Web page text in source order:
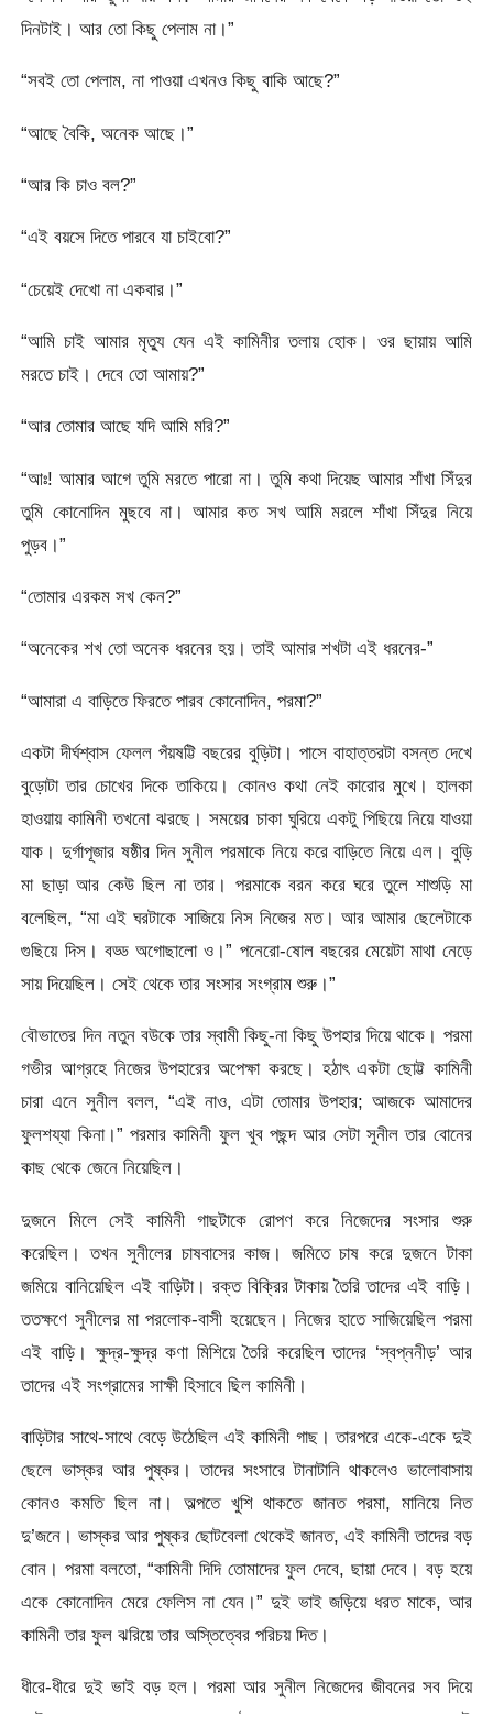
দিনটাই। আর তো কিছু পেলাম না।”
“সবই তো পেলাম, না পাওয়া এখনও কিছু বাকি আছে?”
“আছে বৈকি, অনেক আছে।”
“আর কি চাও বল?”
“এই বয়সে দিতে পারবে যা চাইবো?”
“চেয়েই দেখো না একবার।”
“আমি চাই আমার মৃত্যু যেন এই কামিনীর তলায় হোক। ওর ছায়ায় আমি
মরতে চাই। দেবে তো আমায়?”
“আর তোমার আছে যদি আমি মরি?”
“আঃ! আমার আগে তুমি মরতে পারো না। তুমি কথা দিয়েছ আমার শাঁখা সিঁদুর
তুমি কোনোদিন মুছবে না। আমার কত সখ আমি মরলে শাঁখা সিঁদুর নিয়ে
পুড়ব।”
“তোমার এরকম সখ কেন?”
“অনেকের শখ তো অনেক ধরনের হয়। তাই আমার শখটা এই ধরনের-”
“আমারা এ বাড়িতে ফিরতে পারব কোনোদিন, পরমা?”
একটা দীর্ঘশ্বাস ফেলল পঁয়ষট্টি বছরের বুড়িটা। পাসে বাহাত্তরটা বসন্ত দেখে
বুড়োটা তার চোখের দিকে তাকিয়ে। কোনও কথা নেই কারোর মুখে। হালকা
হাওয়ায় কামিনী তখনো ঝরছে। সময়ের চাকা ঘুরিয়ে একটু পিছিয়ে নিয়ে যাওয়া
যাক। দুর্গাপূজার ষষ্ঠীর দিন সুনীল পরমাকে নিয়ে করে বাড়িতে নিয়ে এল। বুড়ি
মা ছাড়া আর কেউ ছিল না তার। পরমাকে বরন করে ঘরে তুলে শাশুড়ি মা
বলেছিল, “মা এই ঘরটাকে সাজিয়ে নিস নিজের মত। আর আমার ছেলেটাকে
গুছিয়ে দিস। বড্ড অগোছালো ও।” পনেরো-ষোল বছরের মেয়েটা মাথা নেড়ে
সায় দিয়েছিল। সেই থেকে তার সংসার সংগ্রাম শুরু।”
বৌভাতের দিন নতুন বউকে তার স্বামী কিছু-না কিছু উপহার দিয়ে থাকে। পরমা
গভীর আগ্রহে নিজের উপহারের অপেক্ষা করছে। হঠাৎ একটা ছোট্ট কামিনী
চারা এনে সুনীল বলল, “এই নাও, এটা তোমার উপহার; আজকে আমাদের
ফুলশয্যা কিনা।” পরমার কামিনী ফুল খুব পছন্দ আর সেটা সুনীল তার বোনের
কাছ থেকে জেনে নিয়েছিল।
দুজনে মিলে সেই কামিনী গাছটাকে রোপণ করে নিজেদের সংসার শুরু
করেছিল। তখন সুনীলের চাষবাসের কাজ। জমিতে চাষ করে দুজনে টাকা
জমিয়ে বানিয়েছিল এই বাড়িটা। রক্ত বিক্রির টাকায় তৈরি তাদের এই বাড়ি।
ততক্ষণে সুনীলের মা পরলোক-বাসী হয়েছেন। নিজের হাতে সাজিয়েছিল পরমা
এই বাড়ি। ক্ষুদ্র-ক্ষুদ্র কণা মিশিয়ে তৈরি করেছিল তাদের ‘স্বপ্ননীড়’ আর
তাদের এই সংগ্রামের সাক্ষী হিসাবে ছিল কামিনী।
বাড়িটার সাথে-সাথে বেড়ে উঠেছিল এই কামিনী গাছ। তারপরে একে-একে দুই
ছেলে ভাস্কর আর পুষ্কর। তাদের সংসারে টানাটানি থাকলেও ভালোবাসায়
কোনও কমতি ছিল না। অল্পতে খুশি থাকতে জানত পরমা, মানিয়ে নিত
দু’জনে। ভাস্কর আর পুষ্কর ছোটবেলা থেকেই জানত, এই কামিনী তাদের বড়
বোন। পরমা বলতো, “কামিনী দিদি তোমাদের ফুল দেবে, ছায়া দেবে। বড় হয়ে
একে কোনোদিন মেরে ফেলিস না যেন।” দুই ভাই জড়িয়ে ধরত মাকে, আর
কামিনী তার ফুল ঝরিয়ে তার অস্তিত্বের পরিচয় দিত।
ধীরে-ধীরে দুই ভাই বড় হল। পরমা আর সুনীল নিজেদের জীবনের সব দিয়ে